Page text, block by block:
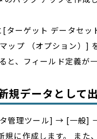
ターゲット データセッ
ップ （オプション）]
と、フィールド定義が
規データとして
管理ツール] → [一般] →
規に作成します。 また